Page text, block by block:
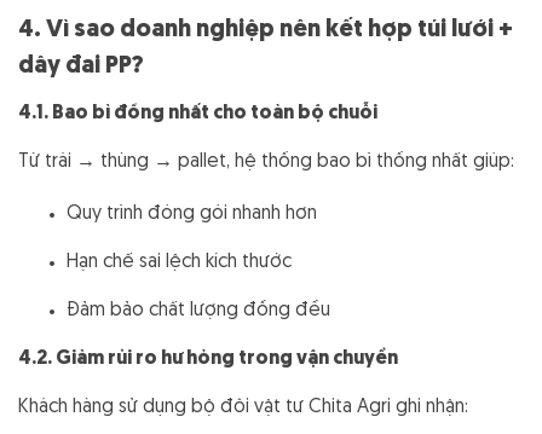
4. Vì sao doanh nghiệp nên kết hợp túi lưới +
dây đai PP?
4.1. Bao bì đồng nhất cho toàn bộ chuỗi
Từ trái → thùng → pallet, hệ thống bao bì thống nhất giúp:
Quy trình đóng gói nhanh hơn
Hạn chế sai lệch kích thước
Đảm bảo chất lượng đồng đều
4.2. Giảm rủi ro hư hỏng trong vận chuyển
Khách hàng sử dụng bộ đôi vật tư Chita Agri ghi nhận: